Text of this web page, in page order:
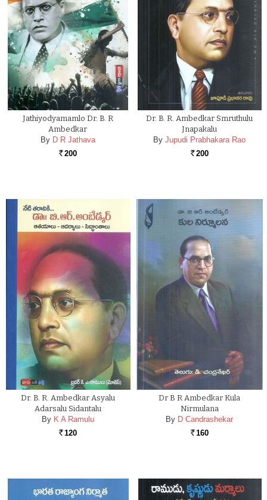
Jathiyodyamamlo Dr. B. R
Ambedkar
By D R Jathava
Rs. 200
Dr. B. R. Ambedkar Smruthulu
Jnapakalu
By Jupudi Prabhakara Rao
Rs. 200
Dr. B. R. Ambedkar Asyalu
Adarsalu Sidantalu
By K A Ramulu
Rs. 120
Dr B R Ambedkar Kula
Nirmulana
By D Candrashekar
Rs. 160